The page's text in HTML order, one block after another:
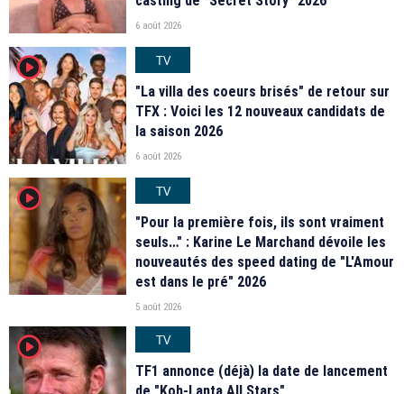
6 août 2026
player2
TV
"La villa des coeurs brisés" de retour sur
TFX : Voici les 12 nouveaux candidats de
la saison 2026
6 août 2026
player2
TV
"Pour la première fois, ils sont vraiment
seuls…" : Karine Le Marchand dévoile les
nouveautés des speed dating de "L'Amour
est dans le pré" 2026
5 août 2026
player2
TV
TF1 annonce (déjà) la date de lancement